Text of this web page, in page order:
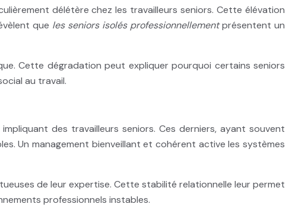
délétère chez les travailleurs seniors. Cette élévation
que les seniors isolés professionnellementprésentent un
Cette dégradation peut expliquer pourquoi certains seniors
au travail.
des travailleurs seniors. Ces derniers, ayant souvent
Un management bienveillant et cohérent active les systèmes
de leur expertise. Cette stabilité relationnelle leur permet
professionnels instables.